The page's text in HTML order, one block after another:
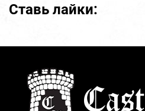
Ставь лайки: